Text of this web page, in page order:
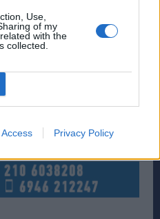
Use,
of my
with the
collected.
Privacy Policy